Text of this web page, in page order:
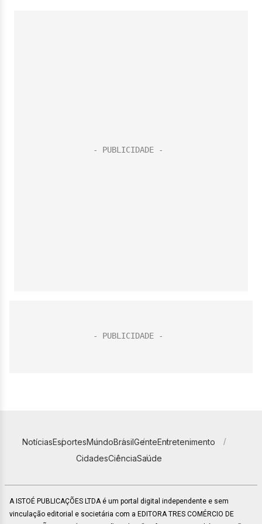
NotíciasEsportesMundoBrasilGenteEntretenimento
CidadesCiênciaSaúde
A ISTOÉ PUBLICAÇÕES LTDA é um portal digital independente e sem
vinculação editorial e societária com a EDITORA TRES COMÉRCIO DE